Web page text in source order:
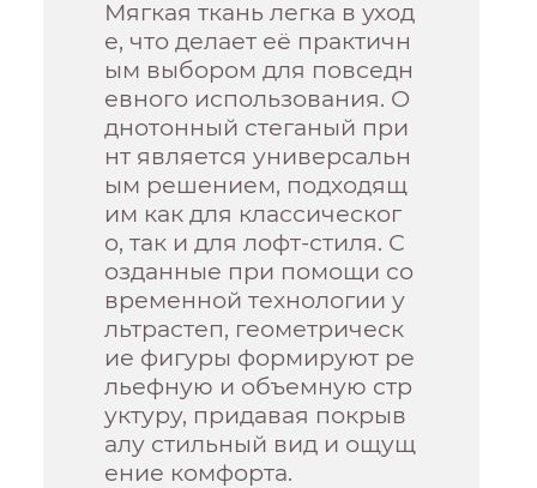
Мягкая ткань легка в уход
е, что делает её практичн
ым выбором для повседн
евного использования. О
днотонный стеганый при
нт является универсальн
ым решением, подходящ
им как для классическог
о, так и для лофт-стиля. С
озданные при помощи со
временной технологии у
льтрастеп, геометрическ
ие фигуры формируют ре
льефную и объемную стр
уктуру, придавая покрыв
алу стильный вид и ощущ
ение комфорта.